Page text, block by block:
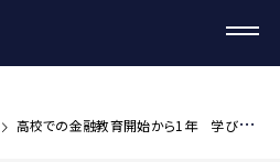
高校での金融教育開始から1年 学びたい項目は年代で違うことが判明